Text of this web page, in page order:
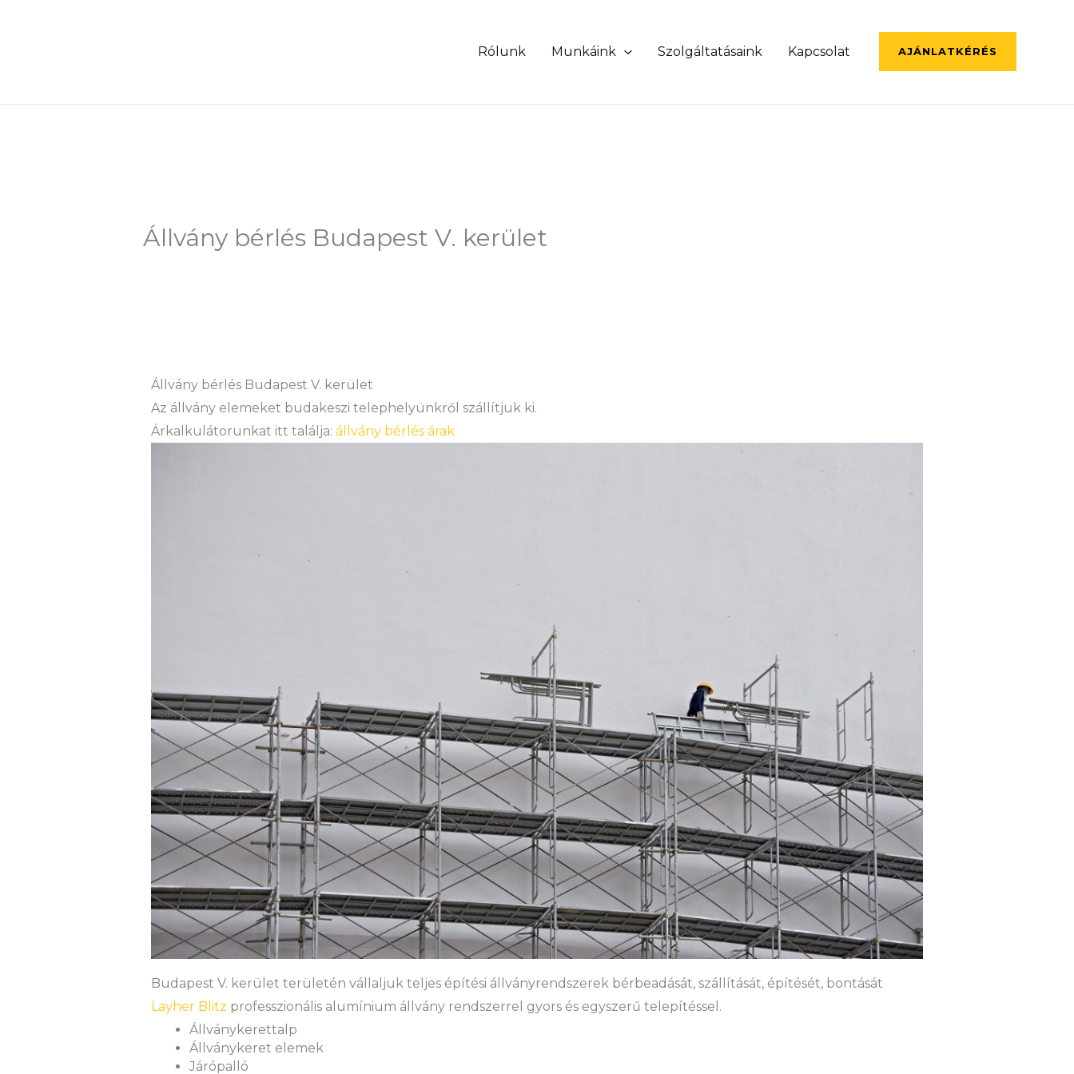
Rólunk Munkáink Szolgáltatásaink Kapcsolat AJÁNLATKÉRÉS
Állvány bérlés Budapest V. kerület
Állvány bérlés Budapest V. kerület
Az állvány elemeket budakeszi telephelyünkről szállítjuk ki.
Árkalkulátorunkat itt találja: állvány bérlés árak
Budapest V. kerület területén vállaljuk teljes építési állványrendszerek bérbeadását, szállítását, építését, bontását
Layher Blitz professzionális alumínium állvány rendszerrel gyors és egyszerű telepítéssel.
Állványkerettalp
Állványkeret elemek
Járópalló